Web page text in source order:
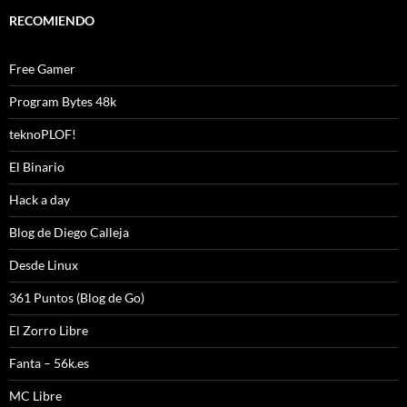
RECOMIENDO
Free Gamer
Program Bytes 48k
teknoPLOF!
El Binario
Hack a day
Blog de Diego Calleja
Desde Linux
361 Puntos (Blog de Go)
El Zorro Libre
Fanta – 56k.es
MC Libre